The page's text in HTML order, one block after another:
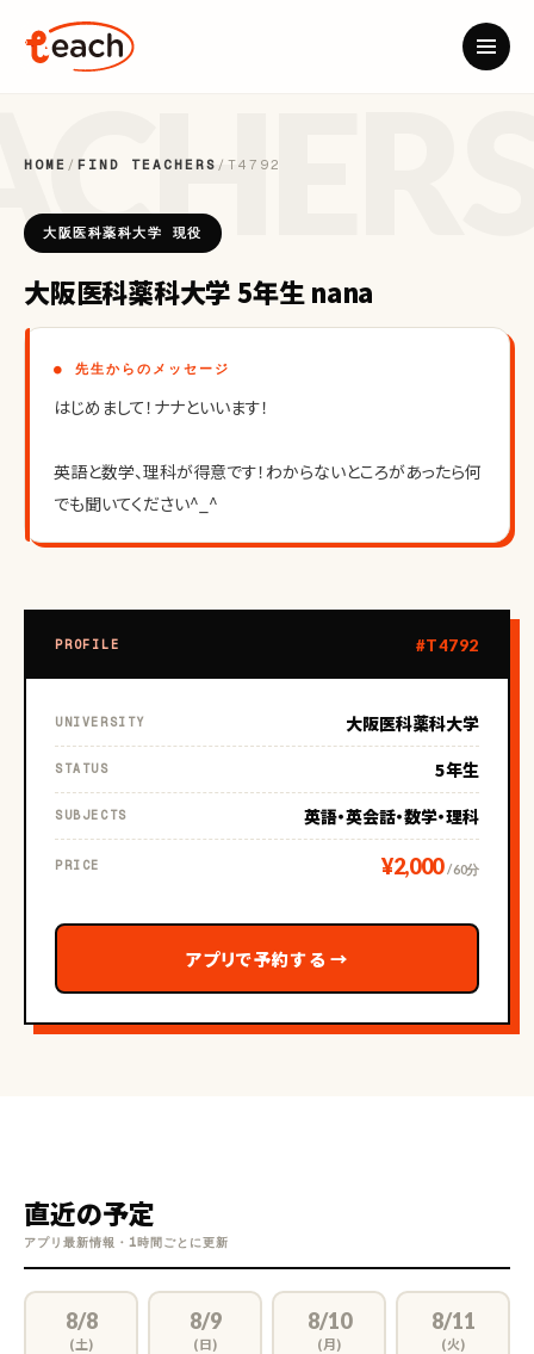
HOME / FIND TEACHERS / T4792
大阪医科薬科大学 現役
大阪医科薬科大学 5年生 nana
● 先生からのメッセージ
はじめまして！ナナといいます！
英語と数学、理科が得意です！わからないところがあったら何
でも聞いてください^_^
PROFILE #T4792
UNIVERSITY 大阪医科薬科大学
STATUS 5年生
SUBJECTS 英語・英会話・数学・理科
PRICE ¥2,000 / 60分
アプリで予約する →
直近の予定
アプリ最新情報・1時間ごとに更新
8/8
(土)
8/9
(日)
8/10
(月)
8/11
(火)